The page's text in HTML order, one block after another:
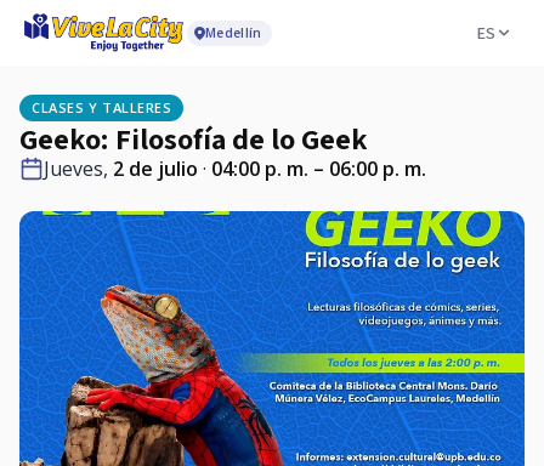
Medellín ES
CLASES Y TALLERES
Geeko: Filosofía de lo Geek
Jueves, 2 de julio · 04:00 p. m. – 06:00 p. m.